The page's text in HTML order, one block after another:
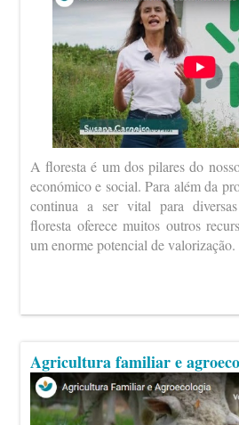
A floresta é um dos pilares do
económico e social. Para além da
continua a ser vital para
floresta oferece muitos outros
um enorme potencial de valorização.
Agricultura familiar e